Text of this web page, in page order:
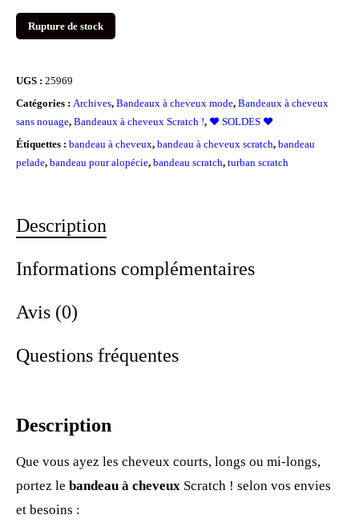
Rupture de stock
UGS : 25969
Catégories : Archives, Bandeaux à cheveux mode, Bandeaux à cheveux
sans nouage, Bandeaux à cheveux Scratch !, ❤️ SOLDES ❤️
Étiquettes : bandeau à cheveux, bandeau à cheveux scratch, bandeau
pelade, bandeau pour alopécie, bandeau scratch, turban scratch
Description
Informations complémentaires
Avis (0)
Questions fréquentes
Description
Que vous ayez les cheveux courts, longs ou mi-longs,
portez le bandeau à cheveux Scratch ! selon vos envies
et besoins :